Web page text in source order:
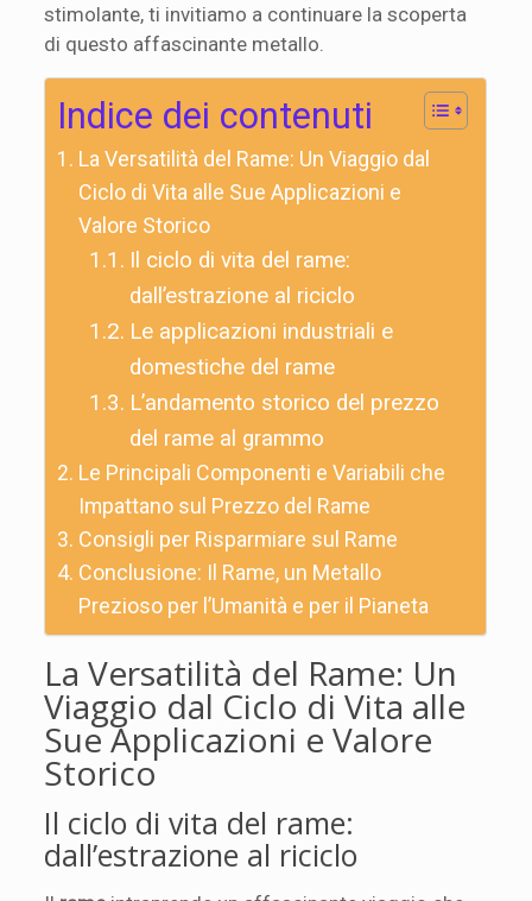
stimolante, ti invitiamo a continuare la scoperta
di questo affascinante metallo.
Indice dei contenuti
La Versatilità del Rame: Un Viaggio dal
Ciclo di Vita alle Sue Applicazioni e
Valore Storico
Il ciclo di vita del rame:
dall’estrazione al riciclo
Le applicazioni industriali e
domestiche del rame
L’andamento storico del prezzo
del rame al grammo
Le Principali Componenti e Variabili che
Impattano sul Prezzo del Rame
Consigli per Risparmiare sul Rame
Conclusione: Il Rame, un Metallo
Prezioso per l’Umanità e per il Pianeta
La Versatilità del Rame: Un
Viaggio dal Ciclo di Vita alle
Sue Applicazioni e Valore
Storico
Il ciclo di vita del rame:
dall’estrazione al riciclo